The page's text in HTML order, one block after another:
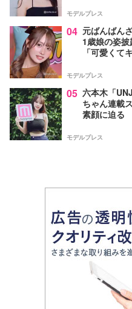
モデルプレス
04 元ばんばん
1歳娘の姿披
「可愛くて
モデルプレス
05 六本木「
ちゃん連載
素顔に迫る
モデルプレス